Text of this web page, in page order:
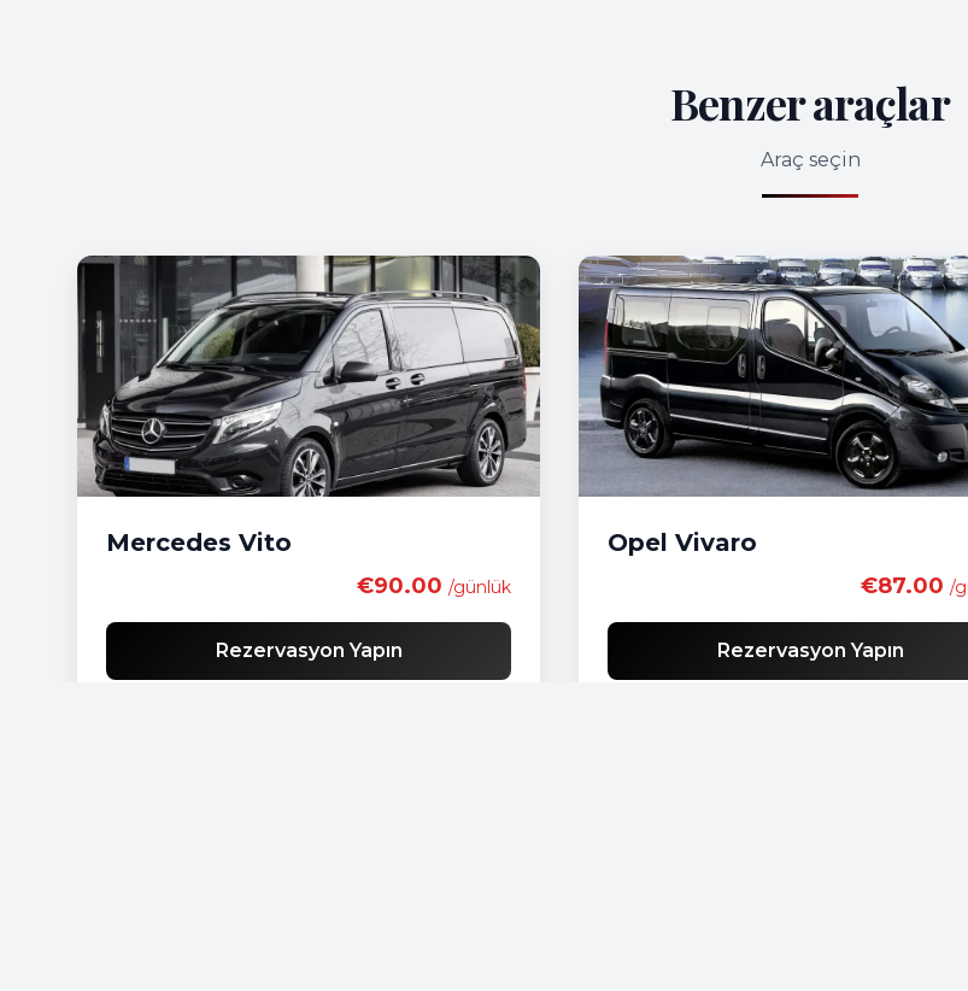
Benzer araçlar
Araç seçin
Mercedes Vito
€90.00 /günlük
Rezervasyon Yapın
Opel Vivaro
€87.00 /
Rezervasyon Yapın